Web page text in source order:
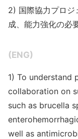
2) 国際協力プロジ
成、能力強化の必
(ENG)
1) To understand
collaboration on
such as brucella
well as